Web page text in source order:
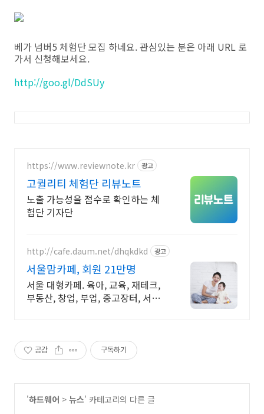
베가 넘버5 체험단 모집 하네요. 관심있는 분은 아래 URL 로
가서 신청해보세요.
http://goo.gl/DdSUy
https://www.reviewnote.kr 광고
고퀄리티 체험단 리뷰노트
노출 가능성을 점수로 확인하는 체
험단 기자단
http://cafe.daum.net/dhqkdkd 광고
서울맘카페, 회원 21만명
서울 대형카페. 육아, 교육, 재테크,
부동산, 창업, 부업, 중고장터, 서울
공감 구독하기
'하드웨어 > 뉴스' 카테고리의 다른 글